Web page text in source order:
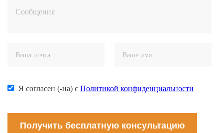
Я согласен (-на) с Политикой конфиденциальности
Получить бесплатную консультацию